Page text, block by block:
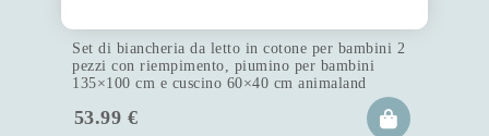
Set di biancheria da letto in cotone per bambini 2
pezzi con riempimento, piumino per bambini
135×100 cm e cuscino 60×40 cm animaland
53.99 €